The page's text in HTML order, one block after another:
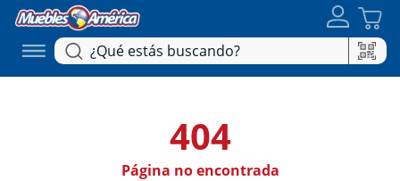
404
Página no encontrada